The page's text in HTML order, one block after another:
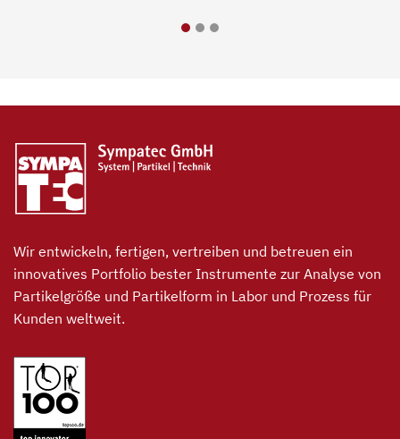
Wir entwickeln, fertigen, vertreiben und betreuen ein
innovatives Portfolio bester Instrumente zur Analyse von
Partikelgröße und Partikelform in Labor und Prozess für
Kunden weltweit.